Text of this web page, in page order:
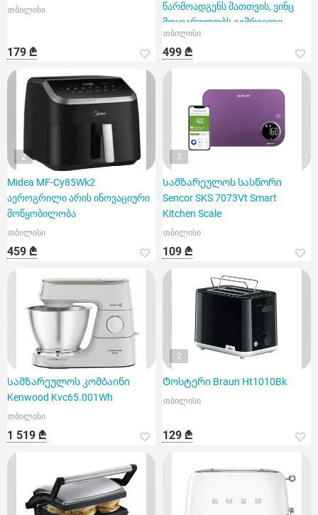
თბილისი
179 ₾
წარმოადგენს მათთვის, ვინც
მოყვარულობს გემრიელი
კერძების სწრ
თბილისი
499 ₾
2
Midea MF-Cy85Wk2
აეროგრილი არის ინოვაციური
მოწყობილობა
თბილისი
459 ₾
3
Სამზარეულოს სასწორი
Sencor SKS 7073Vt Smart
Kitchen Scale
თბილისი
109 ₾
Სამზარეულოს კომბაინი
Kenwood Kvc65.001Wh
თბილისი
1 519 ₾
2
Ტოსტერი Braun Ht1010Bk
თბილისი
129 ₾